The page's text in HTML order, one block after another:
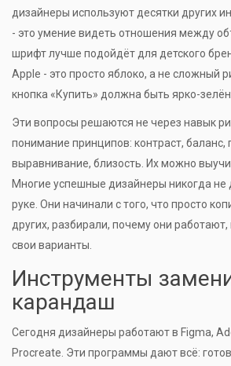
дизайнеры используют десятки других
- это умение видеть отношения между
шрифт лучше подойдёт для детского
Apple - это просто яблоко, а не сложный
кнопка «Купить» должна быть ярко-
Эти вопросы решаются не через навык
понимание принципов: контраст, баланс,
выравнивание, близость. Их можно
Многие успешные дизайнеры никогда не
руке. Они начинали с того, что просто
других, разбирали, почему они
свои варианты.
Инструменты
карандаш
Сегодня дизайнеры работают в Figma,
Procreate. Эти программы дают всё: